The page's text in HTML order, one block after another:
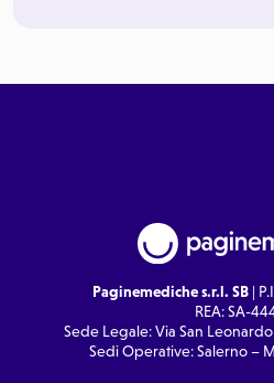
Paginemediche s.r.l. SB|
REA: SA-
Sede Legale: Via San
Sedi Operative: Salerno –